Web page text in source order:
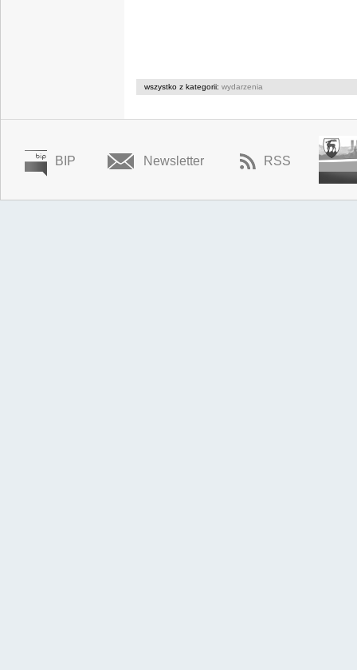
wszystko z kategorii: wydarzenia
BIP Newsletter RSS